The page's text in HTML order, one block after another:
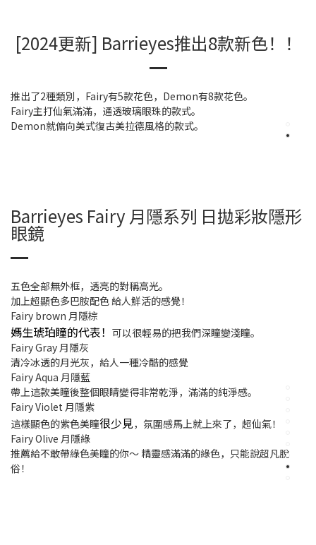
[2024更新] Barrieyes推出8款新色！！
推出了2種類別，Fairy有5款花色，Demon有8款花色。
Fairy主打仙氣滿滿，通透玻璃眼珠的款式。
Demon就偏向美式復古美拉德風格的款式。
Barrieyes Fairy 月隱系列 日拋彩妝隱形
眼鏡
五色全部無外框，透亮的對稱高光。
加上超顯色多巴胺配色 給人鮮活的感覺！
Fairy brown 月隱棕
媽生琥珀瞳的代表！ 可以很輕易的把我們深瞳變淺瞳。
Fairy Gray 月隱灰
清冷冰透的月光灰，給人一種冷酷的感覺
Fairy Aqua 月隱藍
帶上這款美瞳後整個眼睛變得非常乾淨，滿滿的純淨感。
Fairy Violet 月隱紫
這樣顯色的紫色美瞳很少見，氛圍感馬上就上來了，超仙氣！
Fairy Olive 月隱綠
推薦給不敢帶綠色美瞳的你～ 精靈感滿滿的綠色，只能說超凡脫
俗！